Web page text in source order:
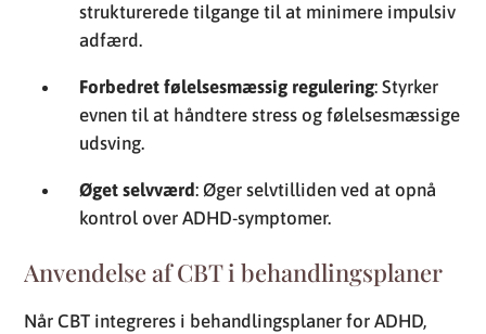
strukturerede tilgange til at minimere impulsiv
adfærd.
Forbedret følelsesmæssig regulering: Styrker
evnen til at håndtere stress og følelsesmæssige
udsving.
Øget selvværd: Øger selvtilliden ved at opnå
kontrol over ADHD-symptomer.
Anvendelse af CBT i behandlingsplaner
Når CBT integreres i behandlingsplaner for ADHD,